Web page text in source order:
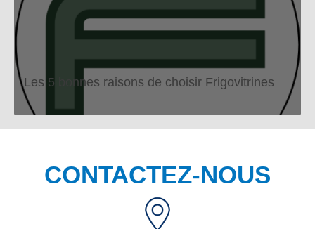
Les 5 bonnes raisons de choisir Frigovitrines
CONTACTEZ-NOUS